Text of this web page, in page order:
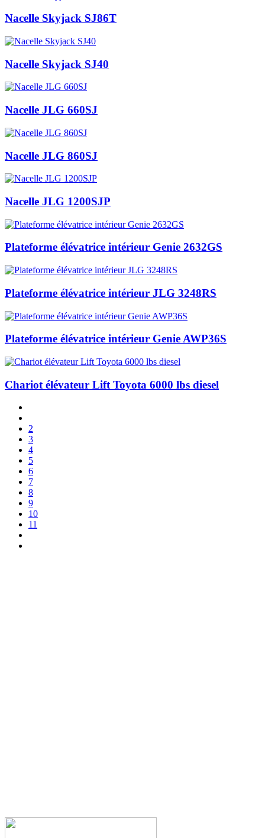
Nacelle Skyjack SJ86T
Nacelle Skyjack SJ40
Nacelle JLG 660SJ
Nacelle JLG 860SJ
Nacelle JLG 1200SJP
Plateforme élévatrice intérieur Genie 2632GS
Plateforme élévatrice intérieur JLG 3248RS
Plateforme élévatrice intérieur Genie AWP36S
Chariot élévateur Lift Toyota 6000 lbs diesel
2
3
4
5
6
7
8
9
10
11